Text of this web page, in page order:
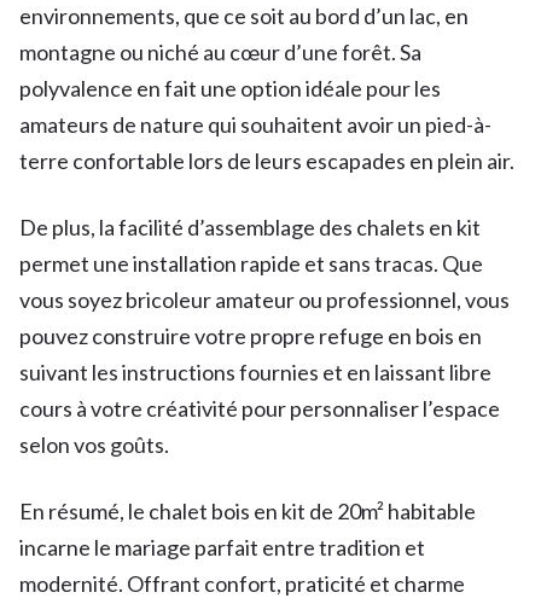
environnements, que ce soit au bord d’un lac, en
montagne ou niché au cœur d’une forêt. Sa
polyvalence en fait une option idéale pour les
amateurs de nature qui souhaitent avoir un pied-à-
terre confortable lors de leurs escapades en plein air.
De plus, la facilité d’assemblage des chalets en kit
permet une installation rapide et sans tracas. Que
vous soyez bricoleur amateur ou professionnel, vous
pouvez construire votre propre refuge en bois en
suivant les instructions fournies et en laissant libre
cours à votre créativité pour personnaliser l’espace
selon vos goûts.
En résumé, le chalet bois en kit de 20m² habitable
incarne le mariage parfait entre tradition et
modernité. Offrant confort, praticité et charme